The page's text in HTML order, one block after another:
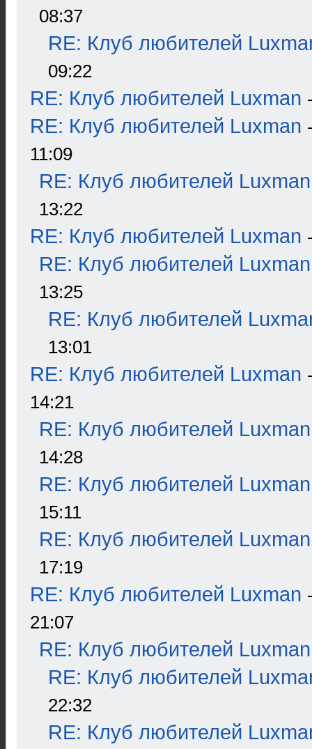
08:37
RE: Клуб любителей
09:22
RE: Клуб любителей Luxman
RE: Клуб любителей Luxman
11:09
RE: Клуб любителей Luxman
13:22
RE: Клуб любителей Luxman
RE: Клуб любителей Luxman
13:25
RE: Клуб любителей
13:01
RE: Клуб любителей Luxman
14:21
RE: Клуб любителей Luxman
14:28
RE: Клуб любителей Luxman
15:11
RE: Клуб любителей Luxman
17:19
RE: Клуб любителей Luxman
21:07
RE: Клуб любителей Luxman
RE: Клуб любителей
22:32
RE: Клуб любителей